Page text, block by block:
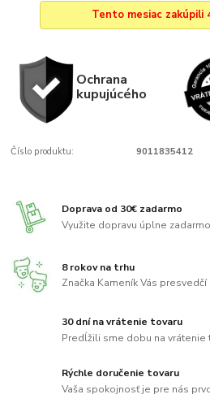
Tento mesiac zakúpili
Ochrana
kupujúcého
Číslo produktu: 9011835412
Doprava od 30€ zadarmo
Využite dopravu úplne zadarmo
8 rokov na trhu
Značka Kameník Vás
30 dní na vrátenie tovaru
Predĺžili sme dobu na vrátenie
Rýchle doručenie tovaru
Vaša spokojnosť je pre nás